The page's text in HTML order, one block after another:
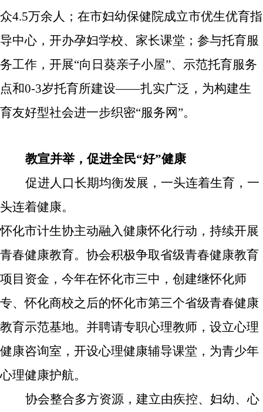
众4.5万余人；在市妇幼保健院成立市优生优育指
导中心，开办孕妇学校、家长课堂；参与托育服
务工作，开展“向日葵亲子小屋”、示范托育服务
点和0-3岁托育所建设——扎实广泛，为构建生
育友好型社会进一步织密“服务网”。
教宣并举，促进全民“好”健康
促进人口长期均衡发展，一头连着生育，一
头连着健康。
怀化市计生协主动融入健康怀化行动 ， 持续开展
青春健康教育。协会积极争取省级青春健康教育
项目资金， 今年在怀化市三中， 创建继怀化师
专、怀化商校之后的怀化市第三个省级青春健康
教育示范基地。 并聘请专职心理教师，设立心理
健康咨询室，开设心理健康辅导课堂， 为青少年
心理健康护航。
协会整合多方资源， 建立由疾控、妇幼、心